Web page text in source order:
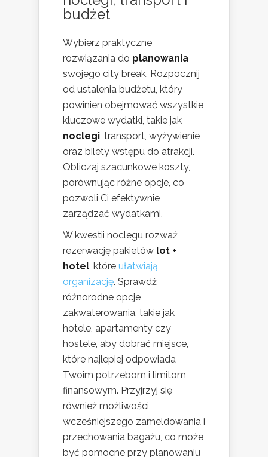
budżet
Wybierz praktyczne
rozwiązania do planowania
swojego city break. Rozpocznij
od ustalenia budżetu, który
powinien obejmować wszystkie
kluczowe wydatki, takie jak
noclegi , transport, wyżywienie
oraz bilety wstępu do atrakcji.
Obliczaj szacunkowe koszty,
porównując różne opcje, co
pozwoli Ci efektywnie
zarządzać wydatkami.
W kwestii noclegu rozważ
rezerwację pakietów lot +
hotel , które ułatwiają
organizację. Sprawdź
różnorodne opcje
zakwaterowania, takie jak
hotele, apartamenty czy
hostele, aby dobrać miejsce,
które najlepiej odpowiada
Twoim potrzebom i limitom
finansowym. Przyjrzyj się
również możliwości
wcześniejszego zameldowania i
przechowania bagażu, co może
być pomocne przy planowaniu